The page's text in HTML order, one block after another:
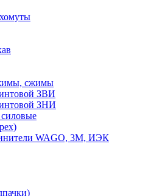
сжимы
ЗВИ
ЗНИ
WAGO, 3M, ИЭК